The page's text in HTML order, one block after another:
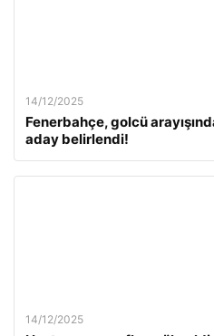
14/12/2025
Fenerbahçe, golcü
aday belirlendi!
14/12/2025